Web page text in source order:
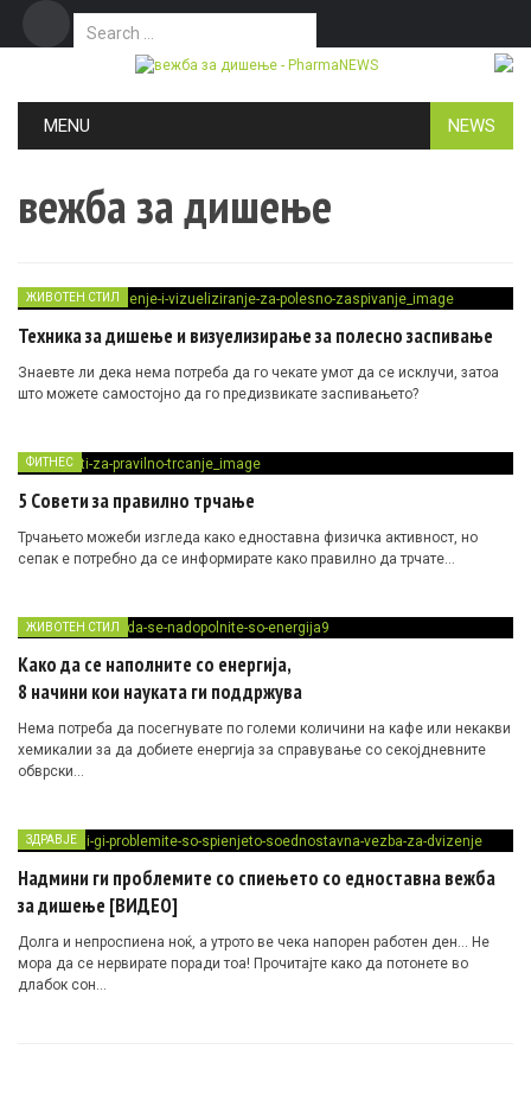
Search for:
MENU NEWS
вежба за дишење
ЖИВОТЕН СТИЛ
Техникa за дишење и визуелизирање за полесно заспивање
Знаевте ли дека нема потреба да го чекате умот да се исклучи, затоа
што можете самостојно да го предизвикате заспивањето?
ФИТНЕС
5 Совети за правилно трчање
Трчањето можеби изгледа како едноставна физичка активност, но
сепак е потребно да се информирате како правилно да трчате…
ЖИВОТЕН СТИЛ
Како да се наполните со енергија,
8 начини кои науката ги поддржува
Нема потреба да посегнувате по големи количини на кафе или некакви
хемикалии за да добиете енергија за справување со секојдневните
обврски…
ЗДРАВЈЕ
Надмини ги проблемите со спиењето со едноставна вежба
за дишење [ВИДЕО]
Долга и непроспиена ноќ, а утрото ве чека напорен работен ден… Не
мора да се нервирате поради тоа! Прочитајте како да потонете во
длабок сон…